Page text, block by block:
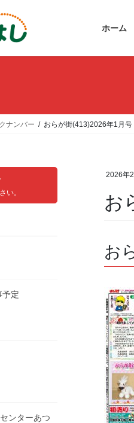
ホーム
ナンバー おらが街(413)2026年1月号
2026年
お
お
い。
予定
ンターあつ